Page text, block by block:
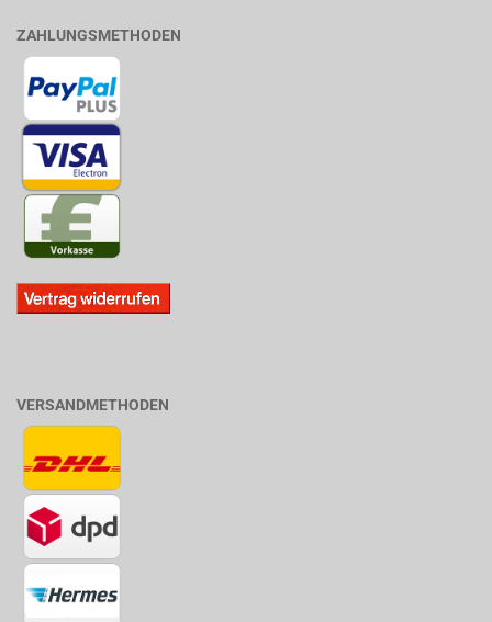
ZAHLUNGSMETHODEN
VERSANDMETHODEN